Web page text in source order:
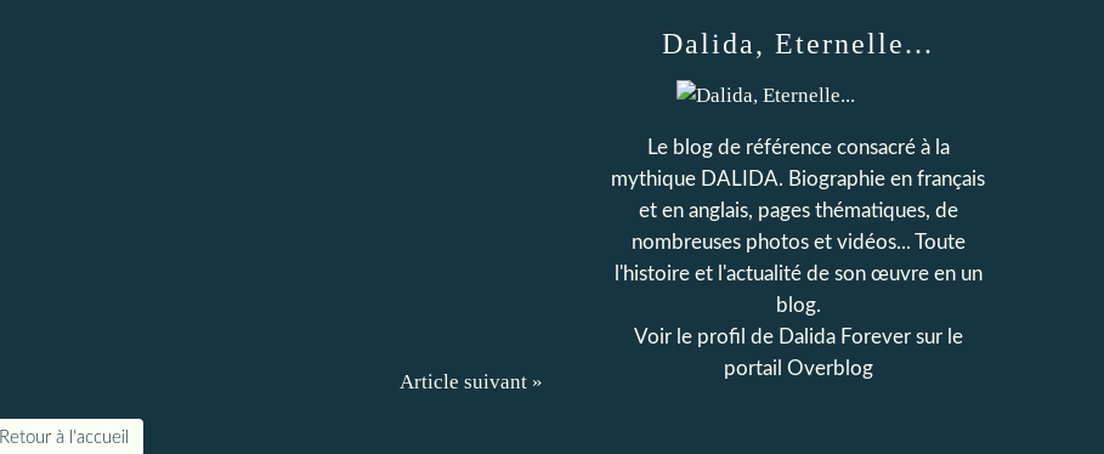
Article suivant »
Retour à l'accueil
Dalida, Eternelle...
Le blog de référence consacré à la
mythique DALIDA. Biographie en français
et en anglais, pages thématiques, de
nombreuses photos et vidéos... Toute
l'histoire et l'actualité de son œuvre en un
blog.
Voir le profil de Dalida Foreversur le
portail Overblog